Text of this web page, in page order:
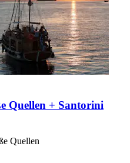
Quellen + Santorini
Quellen